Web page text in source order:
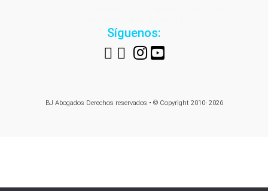
Síguenos:
BJ Abogados Derechos reservados • © Copyright 2010- 2026